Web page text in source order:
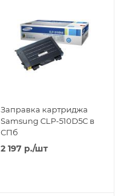
Заправка картриджа
Samsung CLP-510D5C в
СПб
2 197р./шт